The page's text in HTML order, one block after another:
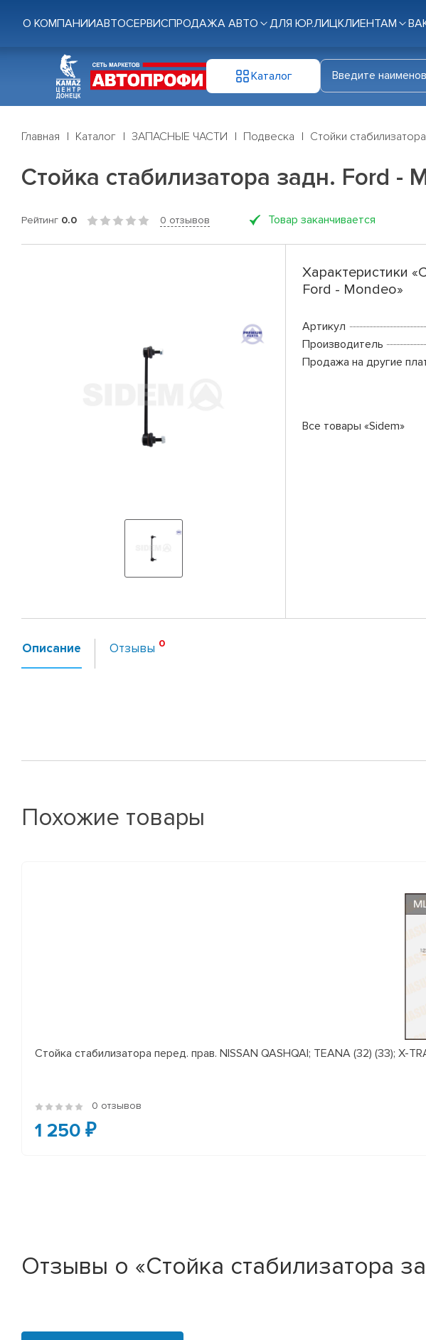
О КОМПАНИИАВТОСЕРВИСПРОДАЖА АВТО ДЛЯ ЮР.ЛИЦКЛИЕНТАМ
Каталог
Главная Каталог ЗАПАСНЫЕ ЧАСТИ Подвеска Стойки стабилизатора
Стойка стабилизатора задн. Ford -
Рейтинг 0.0 0 отзывов Товар заканчивается
Характеристики
Ford - Mondeo»
Артикул
Производитель
Продажа на другие
Все товары «Sidem»
Описание Отзывы
Похожие товары
Стойка стабилизатора перед. прав. NISSAN QASHQAI; TEANA (32) (33); X-
0 отзывов
1 250 ₽
Отзывы о «Стойка стабилизатора